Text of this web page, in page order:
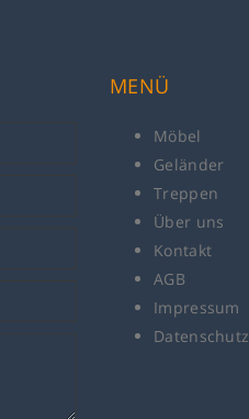
MENÜ
Möbel
Geländer
Treppen
Über uns
Kontakt
AGB
Impressum
Datenschutz